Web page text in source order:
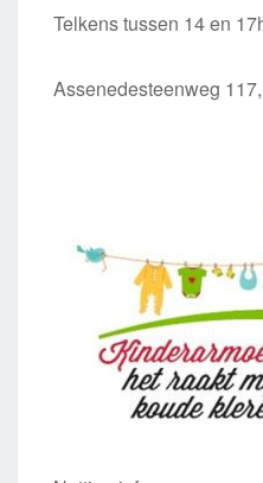
Telkens tussen 14 en
Assenedesteenweg